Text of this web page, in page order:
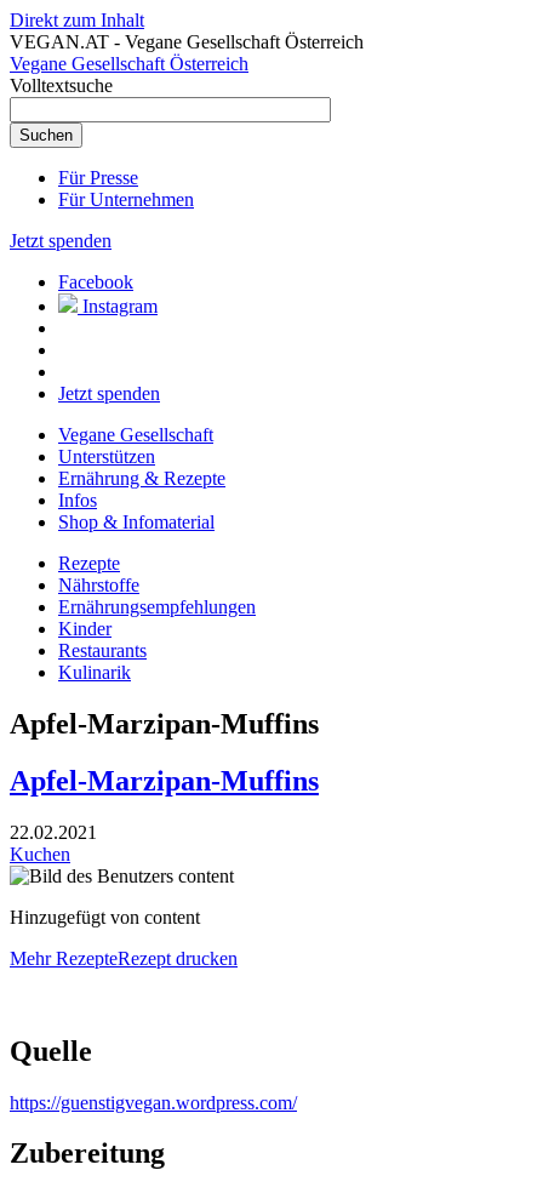
Direkt zum Inhalt
VEGAN.AT - Vegane Gesellschaft Österreich
Vegane Gesellschaft Österreich
Volltextsuche
Für Presse
Für Unternehmen
Jetzt spenden
Facebook
Instagram
Jetzt spenden
Vegane Gesellschaft
Unterstützen
Ernährung & Rezepte
Infos
Shop & Infomaterial
Rezepte
Nährstoffe
Ernährungsempfehlungen
Kinder
Restaurants
Kulinarik
Apfel-Marzipan-Muffins
Apfel-Marzipan-Muffins
22.02.2021
Kuchen
Hinzugefügt von content
Mehr RezepteRezept drucken
Quelle
https://guenstigvegan.wordpress.com/
Zubereitung